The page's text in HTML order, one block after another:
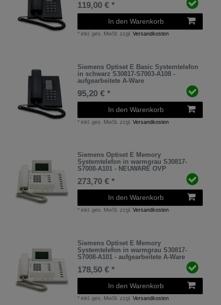
119,00 € *
In den Warenkorb
* inkl. ges. MwSt. zzgl.Versandkosten
Siemens Optiset E Basic Systemtelefon
in schwarz S30817-S7003-A108 -
aufgearbeitete A-Ware
95,20 € *
In den Warenkorb
* inkl. ges. MwSt. zzgl.Versandkosten
Siemens Optiset E Memory
Systemtelefon in warmgrau S30817-
S7008-A101 - NEUWARE OVP
273,70 € *
In den Warenkorb
* inkl. ges. MwSt. zzgl.Versandkosten
Siemens Optiset E Memory
Systemtelefon in warmgrau S30817-
S7008-A101 - aufgearbeitete A-Ware
178,50 € *
In den Warenkorb
* inkl. ges. MwSt. zzgl.Versandkosten